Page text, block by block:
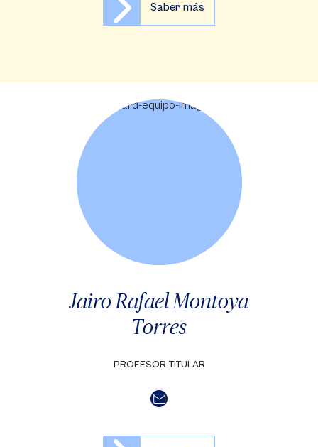
Saber más
Jairo Rafael Montoya
Torres
PROFESOR TITULAR